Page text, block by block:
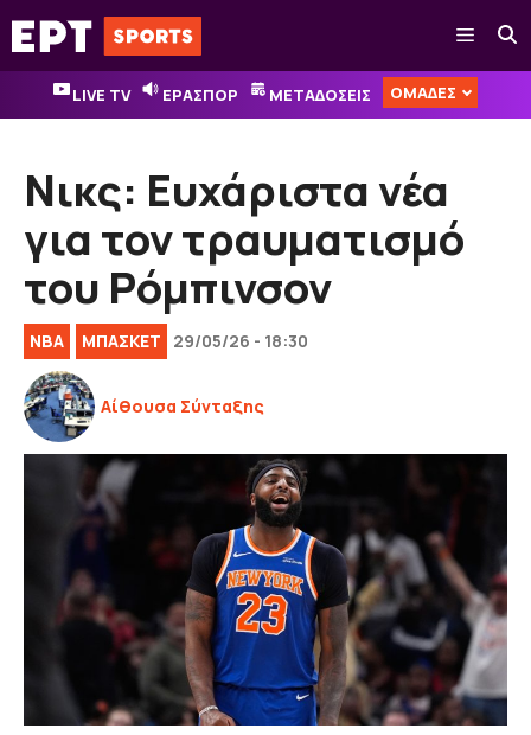
Μετάβαση
σε
περιεχόμενο
Μενού
LIVE TV ΕΡΑΣΠΟΡ ΜΕΤΑΔΟΣΕΙΣ ΟΜΑΔΕΣ
Νικς: Ευχάριστα νέα
για τον τραυματισμό
του Ρόμπινσον
NBA ΜΠΑΣΚΕΤ 29/05/26 - 18:30
Αίθουσα Σύνταξης